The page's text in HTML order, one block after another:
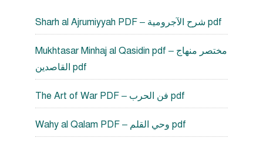
Sharh al Ajrumiyyah PDF – شرح الآجرومية pdf
Mukhtasar Minhaj al Qasidin pdf – مختصر منهاج
القاصدين pdf
The Art of War PDF – فن الحرب pdf
Wahy al Qalam PDF – وحي القلم pdf